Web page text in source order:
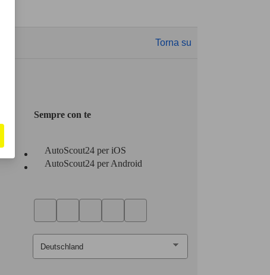
Torna su
Sempre con te
AutoScout24 per iOS
AutoScout24 per Android